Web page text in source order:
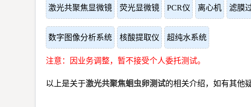
激光共聚焦显微镜 荧光显微镜 PCR仪 离心机 滤膜
数字图像分析系统 核酸提取仪 超纯水系统
注意：因业务调整，暂不接受个人委托测试。
以上是关于激光共聚焦蛔虫卵测试的相关介绍，如有其他